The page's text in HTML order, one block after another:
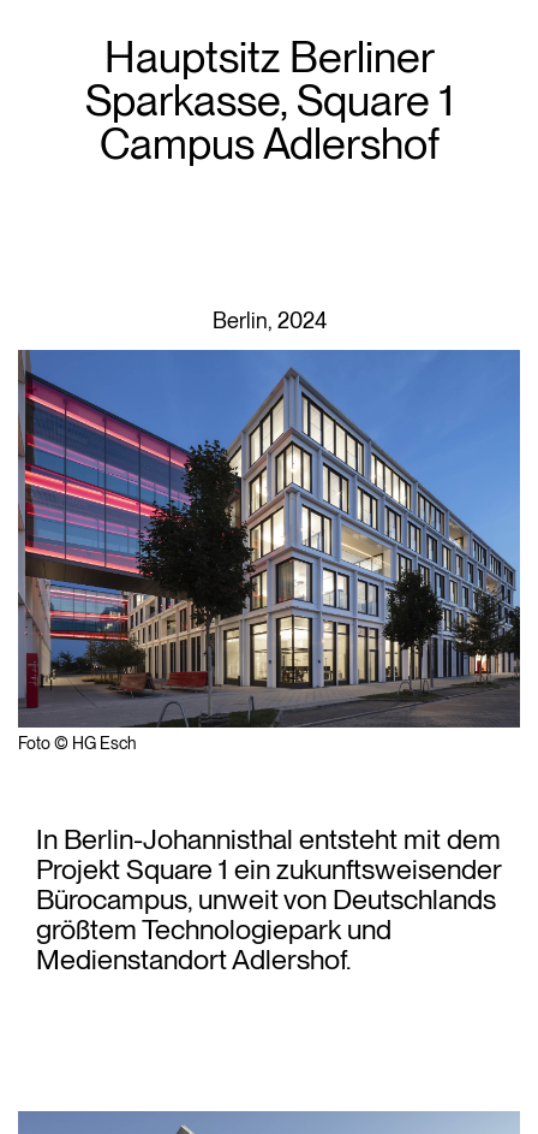
Hauptsitz Berliner
Sparkasse, Square 1
Campus Adlershof
Berlin, 2024
Foto © HG Esch
In Berlin-Johannisthal entsteht mit dem
Projekt Square 1 ein zukunftsweisender
Bürocampus, unweit von Deutschlands
größtem Technologiepark und
Medienstandort Adlershof.